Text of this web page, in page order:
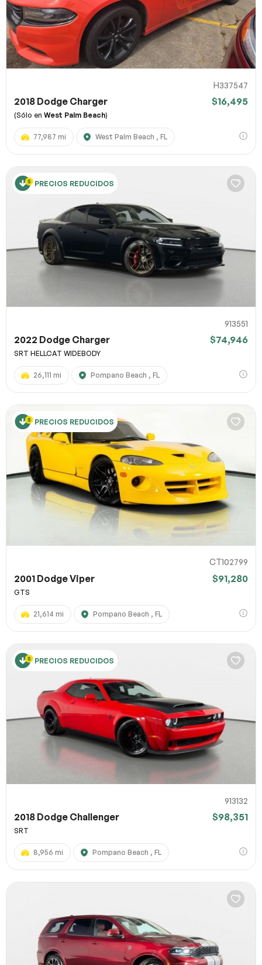
H337547
2018 Dodge Charger $16,495
(Sólo en West Palm Beach)
77,987 mi West Palm Beach , FL
PRECIOS REDUCIDOS
913551
2022 Dodge Charger $74,946
SRT HELLCAT WIDEBODY
26,111 mi Pompano Beach , FL
PRECIOS REDUCIDOS
CT102799
2001 Dodge Viper $91,280
GTS
21,614 mi Pompano Beach , FL
PRECIOS REDUCIDOS
913132
2018 Dodge Challenger $98,351
SRT
8,956 mi Pompano Beach , FL